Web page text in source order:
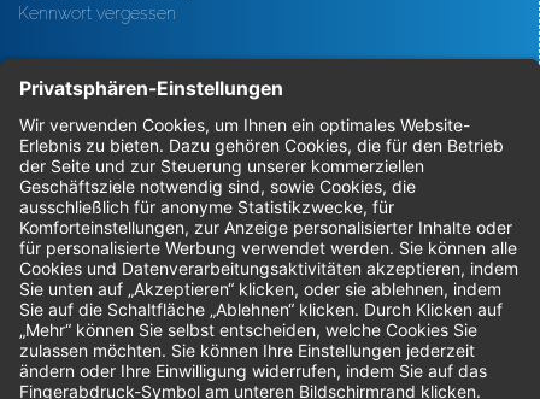
Kennwort vergessen
Bestellungen
Sendung verfolgen
Geprüfter Shop